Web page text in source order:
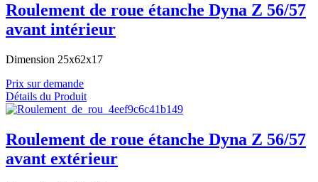
Roulement de roue étanche Dyna Z 56/57
avant intérieur
Dimension 25x62x17
Prix sur demande
Détails du Produit
Roulement de roue étanche Dyna Z 56/57
avant extérieur